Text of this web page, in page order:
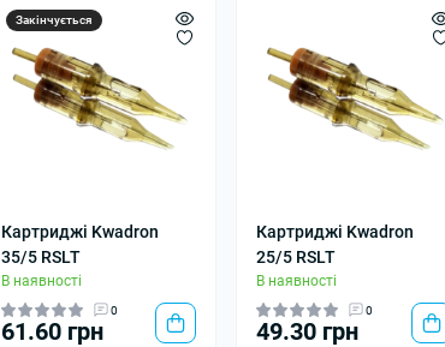
Закінчується
Картриджі Kwadron
35/5 RSLT
В наявності
0
61.60 грн
Картриджі Kwadron
25/5 RSLT
В наявності
0
49.30 грн